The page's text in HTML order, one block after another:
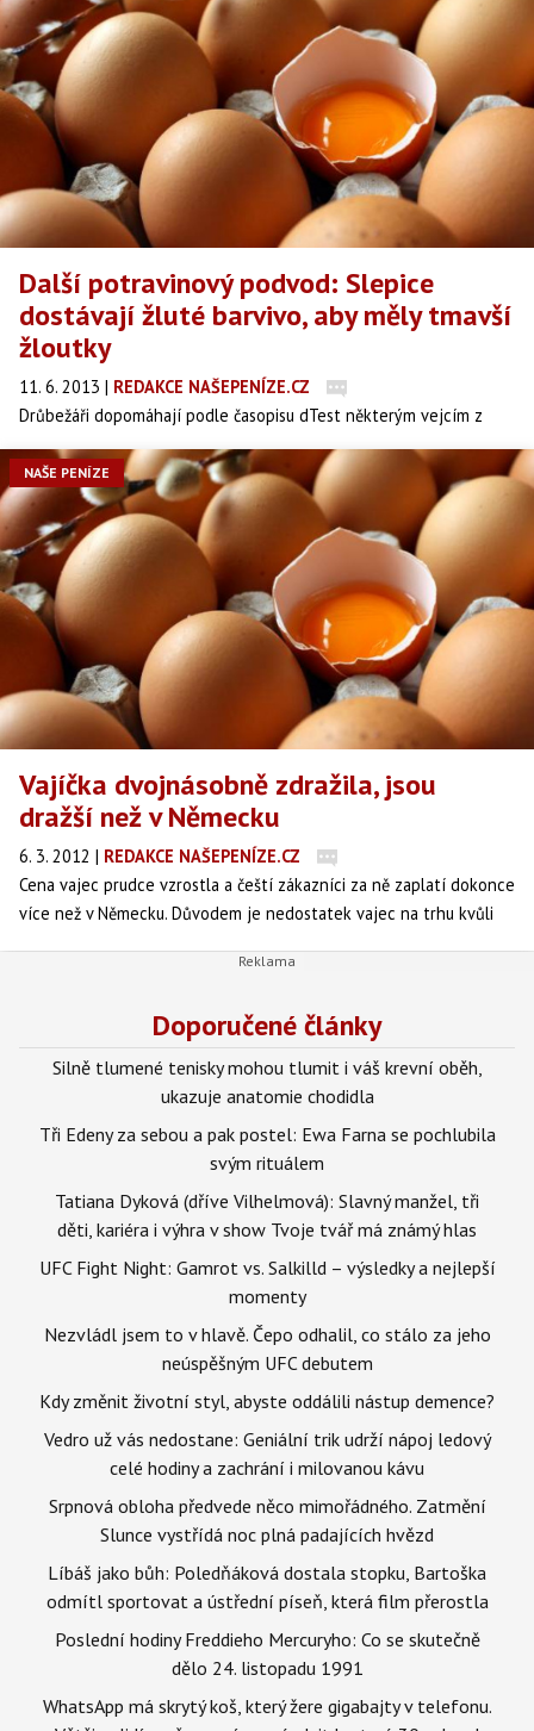
Další potravinový podvod: Slepice
dostávají žluté barvivo, aby měly tmavší
žloutky
11. 6. 2013 | REDAKCE NAŠEPENÍZE.CZ
Drůbežáři dopomáhají podle časopisu dTest některým vejcím z
české maloobchodní sítě k tmavě oranžovým žloutkům a do krmiva
nosnic přidávají barviva. Jeden z drůbežářů nepravdivě deklaroval
obohacení vajec omega 3 mastnými kyselinami.
NAŠE PENÍZE
Vajíčka dvojnásobně zdražila, jsou
dražší než v Německu
6. 3. 2012 | REDAKCE NAŠEPENÍZE.CZ
Cena vajec prudce vzrostla a čeští zákazníci za ně zaplatí dokonce
více než v Německu. Důvodem je nedostatek vajec na trhu kvůli
ve svém úterním vydání Mladá fronta Dnes.
Doporučené články
Silně tlumené tenisky mohou tlumit i váš krevní oběh,
ukazuje anatomie chodidla
Tři Edeny za sebou a pak postel: Ewa Farna se pochlubila
svým rituálem
Tatiana Dyková (dříve Vilhelmová): Slavný manžel, tři
děti, kariéra i výhra v show Tvoje tvář má známý hlas
UFC Fight Night: Gamrot vs. Salkilld – výsledky a nejlepší
momenty
Nezvládl jsem to v hlavě. Čepo odhalil, co stálo za jeho
neúspěšným UFC debutem
Kdy změnit životní styl, abyste oddálili nástup demence?
Vedro už vás nedostane: Geniální trik udrží nápoj ledový
celé hodiny a zachrání i milovanou kávu
Srpnová obloha předvede něco mimořádného. Zatmění
Slunce vystřídá noc plná padajících hvězd
Líbáš jako bůh: Poledňáková dostala stopku, Bartoška
odmítl sportovat a ústřední píseň, která film přerostla
Poslední hodiny Freddieho Mercuryho: Co se skutečně
dělo 24. listopadu 1991
WhatsApp má skrytý koš, který žere gigabajty v telefonu.